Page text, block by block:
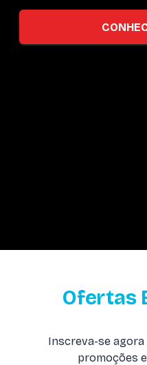
Ofertas
Inscreva-se
promoções